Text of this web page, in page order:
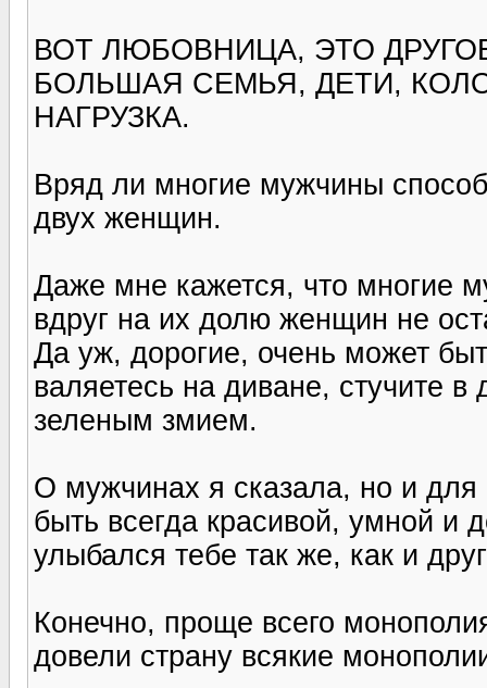
ВОТ ЛЮБОВНИЦА, ЭТО
БОЛЬШАЯ СЕМЬЯ, ДЕТИ,
НАГРУЗКА.
Вряд ли многие мужчины
двух женщин.
Даже мне кажется, что многие
вдруг на их долю женщин не
Да уж, дорогие, очень может
валяетесь на диване, стучите
зеленым змием.
О мужчинах я сказала, но и
быть всегда красивой, умной и
улыбался тебе так же, как и
Конечно, проще всего
довели страну всякие